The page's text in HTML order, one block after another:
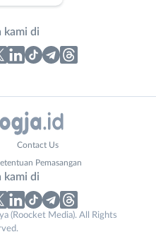
kami di
Contact Us
Pemasangan
kami di
(Roocket Media). All Rights